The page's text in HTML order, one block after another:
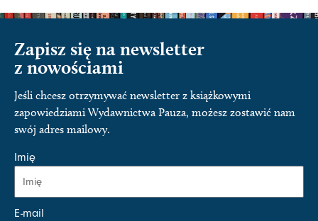
Zapisz się na newsletter
z nowościami
Jeśli chcesz otrzymywać newsletter z książkowymi
zapowiedziami Wydawnictwa Pauza, możesz zostawić nam
swój adres mailowy.
Imię
E-mail